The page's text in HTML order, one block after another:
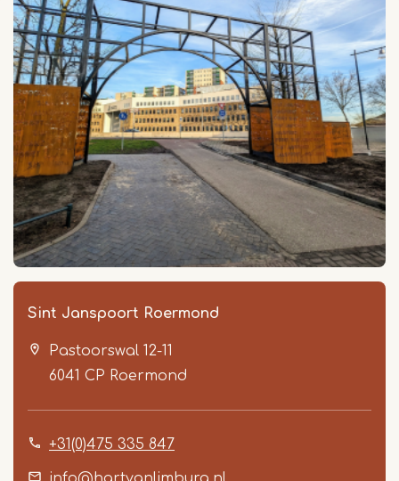
Sint Janspoort Roermond
Pastoorswal 12-11
6041 CP Roermond
+31(0)475 335 847